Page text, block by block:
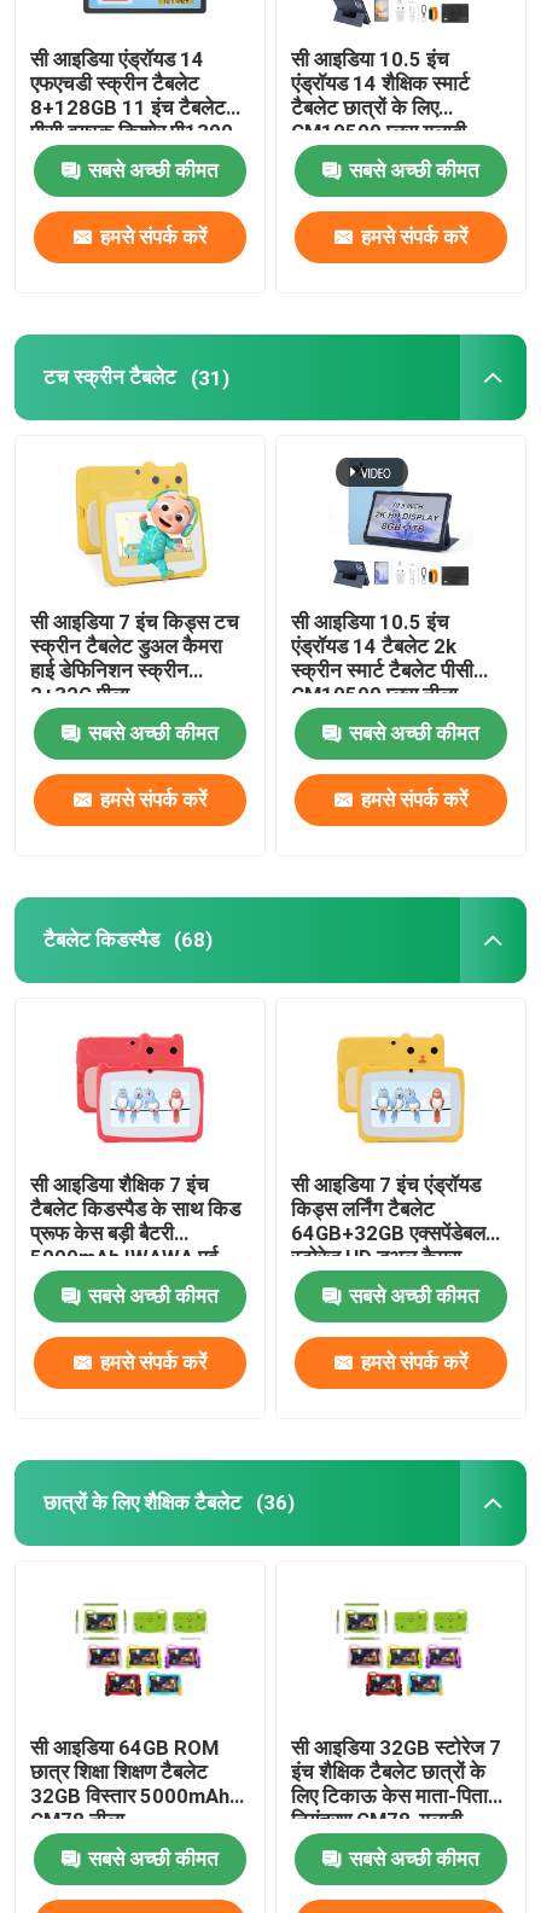
यूनिवर्सल टैबलेट केस
सी आइडिया एंड्रॉयड 14
एफएचडी स्क्रीन टैबलेट
8+128GB 11 इंच टैबलेट
पीसी वयस्क किशोर पी1300
के लिए
सबसे अच्छी कीमत
हमसे संपर्क करें
सी आइडिया 10.5 इंच
एंड्रॉयड 14 शैक्षिक स्मार्ट
टैबलेट छात्रों के लिए
CM10500 प्लस गुलाबी
सबसे अच्छी कीमत
हमसे संपर्क करें
टच स्क्रीन टैबलेट (31)
सी आइडिया 7 इंच किड्स टच
स्क्रीन टैबलेट डुअल कैमरा
हाई डेफिनिशन स्क्रीन
2+32G पीला
सबसे अच्छी कीमत
हमसे संपर्क करें
सी आइडिया 10.5 इंच
एंड्रॉयड 14 टैबलेट 2k
स्क्रीन स्मार्ट टैबलेट पीसी
CM10500 प्लस नीला
सबसे अच्छी कीमत
हमसे संपर्क करें
टैबलेट किडस्पैड (68)
सी आइडिया शैक्षिक 7 इंच
टैबलेट किडस्पैड के साथ किड
प्रूफ केस बड़ी बैटरी
5000mAh IWAWA पूर्व
स्थापित CM80Red
सबसे अच्छी कीमत
हमसे संपर्क करें
सी आइडिया 7 इंच एंड्रॉयड
किड्स लर्निंग टैबलेट
64GB+32GB एक्सपेंडेबल
स्टोरेज HD डुअल कैमरा
2MP+2MP CM80 पीला
सबसे अच्छी कीमत
हमसे संपर्क करें
छात्रों के लिए शैक्षिक टैबलेट (36)
सी आइडिया 64GB ROM
छात्र शिक्षा शिक्षण टैबलेट
32GB विस्तार 5000mAh
CM78 नीला
सबसे अच्छी कीमत
सी आइडिया 32GB स्टोरेज 7
इंच शैक्षिक टैबलेट छात्रों के
लिए टिकाऊ केस माता-पिता
नियंत्रण CM78-गुलाबी
सबसे अच्छी कीमत